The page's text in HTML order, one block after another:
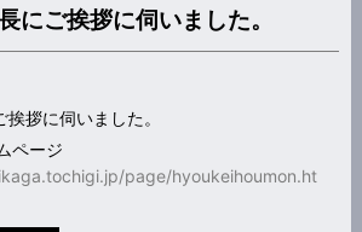
にご挨拶に伺いました。
拶に伺いました。
ページ
page/hyoukeihoumon.ht